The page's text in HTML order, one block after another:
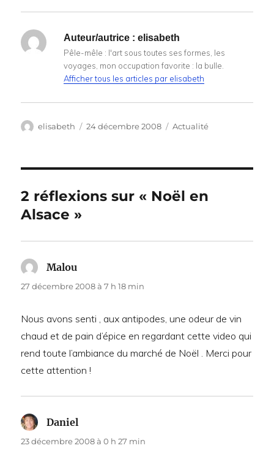
Auteur/autrice : elisabeth
Pêle-mêle : l'art sous toutes ses formes, les
voyages, mon occupation favorite : la bulle.
Afficher tous les articles par elisabeth
Auteur
elisabeth
Publié
24 décembre 2008 Catégories
Actualité
2 réflexions sur « Noël en
Alsace »
Malou
27 décembre 2008 à 7 h 18 min
Nous avons senti , aux antipodes, une odeur de vin
chaud et de pain d’épice en regardant cette video qui
rend toute l’ambiance du marché de Noël . Merci pour
cette attention !
Daniel
23 décembre 2008 à 0 h 27 min